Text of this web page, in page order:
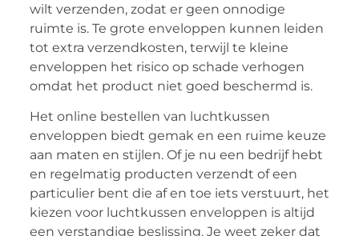
wilt verzenden, zodat er geen onnodige
ruimte is. Te grote enveloppen kunnen leiden
tot extra verzendkosten, terwijl te kleine
enveloppen het risico op schade verhogen
omdat het product niet goed beschermd is.
Het online bestellen van luchtkussen
enveloppen biedt gemak en een ruime keuze
aan maten en stijlen. Of je nu een bedrijf hebt
en regelmatig producten verzendt of een
particulier bent die af en toe iets verstuurt, het
kiezen voor luchtkussen enveloppen is altijd
een verstandige beslissing. Je weet zeker dat